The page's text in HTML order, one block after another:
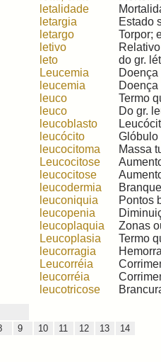
letalidade
letargia
Estado
letargo
Torpor;
letivo
leto
do gr.
Leucemia
leucemia
leuco
Termo
leuco
Do gr.
leucoblasto
leucócito
Glóbulo
leucocitoma
Massa
Leucocitose
leucocitose
leucodermia
leuconiquia
Pontos
leucopenia
leucoplaquia
Zonas
Leucoplasia
Termo
leucorragia
Leucorréia
leucorréia
leucotricose
9 10 11 12 13 14